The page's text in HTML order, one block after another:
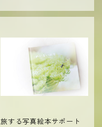
旅する写真絵本サポート